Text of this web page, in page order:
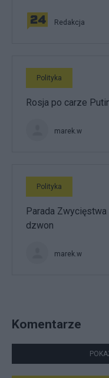
Redakcja
Polityka
Rosja po carze
marek.w
Polityka
Parada
dzwon
marek.w
Komentarze